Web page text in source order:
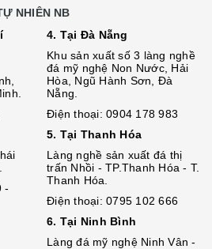
NHIÊN NB
-
4. Tại Đà Nẵng
Khu sản xuất số 3 làng nghề
đá mỹ nghệ Non Nước, Hải
Hòa, Ngũ Hành Sơn, Đà
Nẵng.
Điện thoại: 0904 178 983
5. Tại Thanh Hóa
Làng nghề sản xuất đá thị
trấn Nhồi - TP.Thanh Hóa - T.
Thanh Hóa.
Điện thoại: 0795 102 666
6. Tại Ninh Bình
Làng đá mỹ nghệ Ninh Vân -